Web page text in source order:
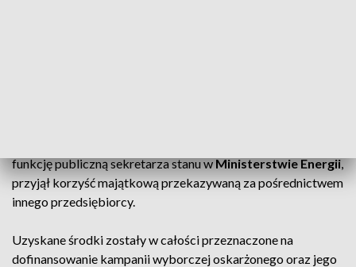
funkcję publiczną sekretarza stanu wMinisterstwie Energii,
przyjął korzyść majątkową przekazywaną za pośrednictwem
innego przedsiębiorcy.
Uzyskane środki zostały w całości przeznaczone na
dofinansowanie kampanii wyborczej oskarżonego oraz jego